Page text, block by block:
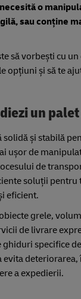
o
sau conține
să vorbești cu
opțiuni și să te
un palet
solidă și stabilă
ușor de
de
soluții
eficient.
grele,
de livrare
specifice
evita deteriorarea,
a expedierii.